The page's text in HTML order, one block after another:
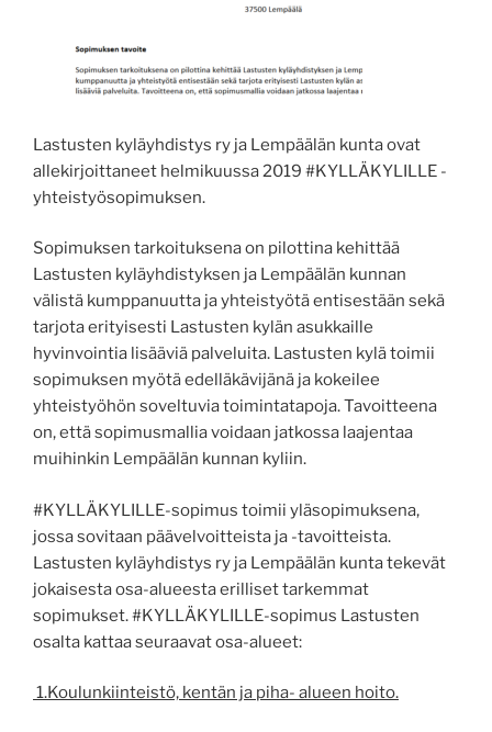
Lastusten kyläyhdistys ry ja Lempäälän kunta ovat
allekirjoittaneet helmikuussa 2019 #KYLLÄKYLILLE -
yhteistyösopimuksen.
Sopimuksen tarkoituksena on pilottina kehittää
Lastusten kyläyhdistyksen ja Lempäälän kunnan
välistä kumppanuutta ja yhteistyötä entisestään sekä
tarjota erityisesti Lastusten kylän asukkaille
hyvinvointia lisääviä palveluita. Lastusten kylä toimii
sopimuksen myötä edelläkävijänä ja kokeilee
yhteistyöhön soveltuvia toimintatapoja. Tavoitteena
on, että sopimusmallia voidaan jatkossa laajentaa
muihinkin Lempäälän kunnan kyliin.
#KYLLÄKYLILLE-sopimus toimii yläsopimuksena,
jossa sovitaan päävelvoitteista ja -tavoitteista.
Lastusten kyläyhdistys ry ja Lempäälän kunta tekevät
jokaisesta osa-alueesta erilliset tarkemmat
sopimukset. #KYLLÄKYLILLE-sopimus Lastusten
osalta kattaa seuraavat osa-alueet:
1.Koulunkiinteistö, kentän ja piha- alueen hoito.